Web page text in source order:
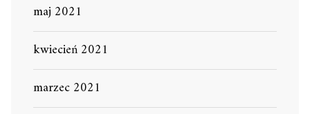
maj 2021
kwiecień 2021
marzec 2021